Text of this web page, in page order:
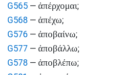
G565 — ἀπέρχομαι;
G568 — ἀπέχω;
G576 — ἀποβαίνω;
G577 — ἀποβάλλω;
G578 — ἀποβλέπω;